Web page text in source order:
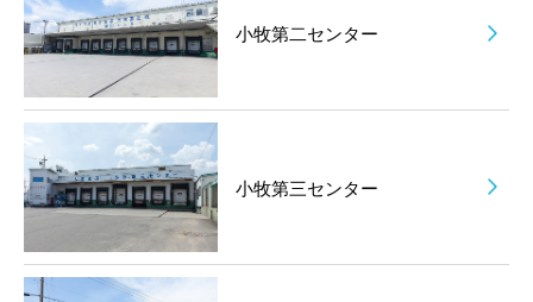
小牧第二センター
小牧第三センター